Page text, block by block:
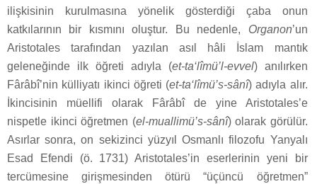
ilişkisinin kurulmasına yönelik gösterdiği çaba onun
katkılarının bir kısmını oluştur. Bu nedenle, Organon’un
Aristotales tarafından yazılan asıl hâli İslam mantık
geleneğinde ilk öğreti adıyla (et-ta‘lîmü’l-evvel) anılırken
Fârâbî’nin külliyatı ikinci öğreti (et-ta‘lîmü’s-sânî) adıyla alır.
İkincisinin müellifi olarak Fârâbî de yine Aristotales’e
nispetle ikinci öğretmen (el-muallimü’s-sânî) olarak görülür.
Asırlar sonra, on sekizinci yüzyıl Osmanlı filozofu Yanyalı
Esad Efendi (ö. 1731) Aristotales’in eserlerinin yeni bir
tercümesine girişmesinden ötürü “üçüncü öğretmen”